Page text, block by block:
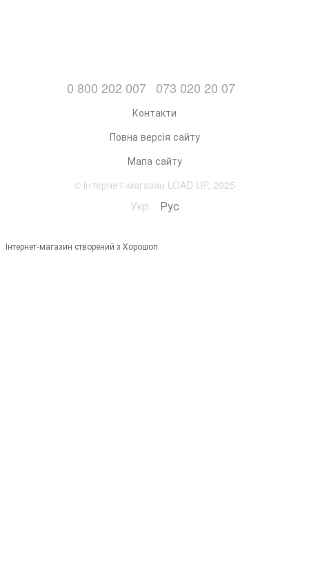
0 800 202 007 073 020 20 07
Контакти
Повна версія сайту
Мапа сайту
© Інтернет-магазин LOAD UP, 2025
Укр Рус
Інтернет-магазин створений з Хорошоп